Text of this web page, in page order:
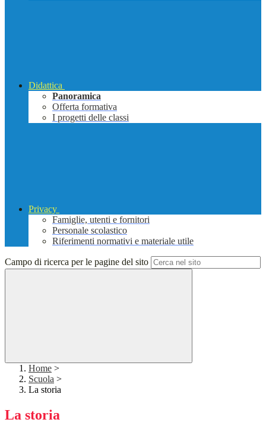
Didattica
Panoramica
Offerta formativa
I progetti delle classi
Privacy
Famiglie, utenti e fornitori
Personale scolastico
Riferimenti normativi e materiale utile
Campo di ricerca per le pagine del sito
Home >
Scuola >
La storia
La storia